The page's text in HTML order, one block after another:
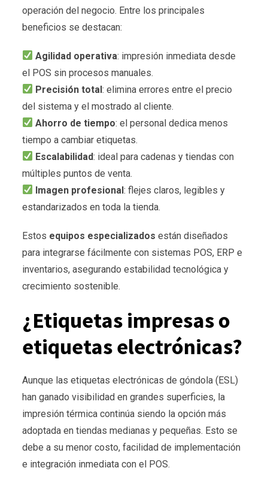
operación del negocio. Entre los principales
beneficios se destacan:
Agilidad operativa: impresión inmediata desde
el POS sin procesos manuales.
Precisión total: elimina errores entre el precio
del sistema y el mostrado al cliente.
Ahorro de tiempo: el personal dedica menos
tiempo a cambiar etiquetas.
Escalabilidad: ideal para cadenas y tiendas con
múltiples puntos de venta.
Imagen profesional: flejes claros, legibles y
estandarizados en toda la tienda.
Estos equipos especializados están diseñados
para integrarse fácilmente con sistemas POS, ERP e
inventarios, asegurando estabilidad tecnológica y
crecimiento sostenible.
¿Etiquetas impresas o
etiquetas electrónicas?
Aunque las etiquetas electrónicas de góndola (ESL)
han ganado visibilidad en grandes superficies, la
impresión térmica continúa siendo la opción más
adoptada en tiendas medianas y pequeñas. Esto se
debe a su menor costo, facilidad de implementación
e integración inmediata con el POS.